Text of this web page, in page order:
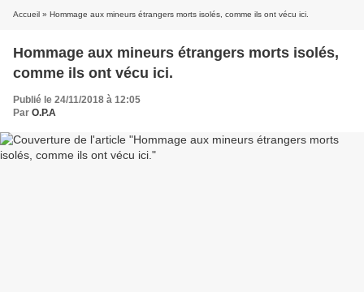
Accueil » Hommage aux mineurs étrangers morts isolés, comme ils ont vécu ici.
Hommage aux mineurs étrangers morts isolés,
comme ils ont vécu ici.
Publié le 24/11/2018 à 12:05
Par O.P.A